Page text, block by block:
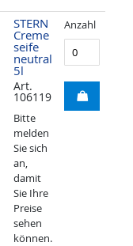
STERN
Creme
seife
neutral
5l
Art.
106119
Bitte
melden
Sie sich
an,
damit
Sie Ihre
Preise
sehen
können.
Anzahl